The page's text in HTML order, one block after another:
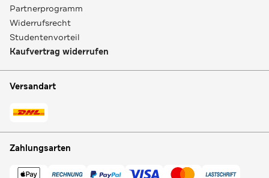
Partnerprogramm
Widerrufsrecht
Studentenvorteil
Kaufvertrag widerrufen
Versandart
Zahlungsarten